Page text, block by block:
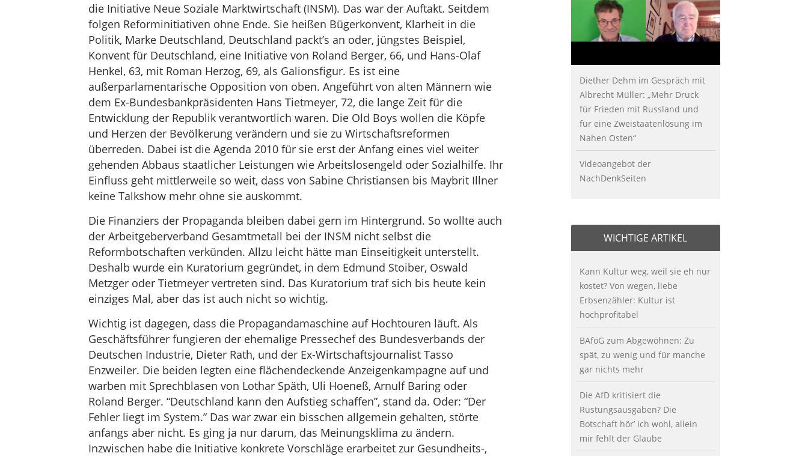
die Initiative Neue Soziale Marktwirtschaft (INSM). Das war der Auftakt. Seitdem
folgen Reforminitiativen ohne Ende. Sie heißen Bügerkonvent, Klarheit in die
Politik, Marke Deutschland, Deutschland packt’s an oder, jüngstes Beispiel,
Konvent für Deutschland, eine Initiative von Roland Berger, 66, und Hans-Olaf
Henkel, 63, mit Roman Herzog, 69, als Galionsfigur. Es ist eine
außerparlamentarische Opposition von oben. Angeführt von alten Männern wie
dem Ex-Bundesbankpräsidenten Hans Tietmeyer, 72, die lange Zeit für die
Entwicklung der Republik verantwortlich waren. Die Old Boys wollen die Köpfe
und Herzen der Bevölkerung verändern und sie zu Wirtschaftsreformen
überreden. Dabei ist die Agenda 2010 für sie erst der Anfang eines viel weiter
gehenden Abbaus staatlicher Leistungen wie Arbeitslosengeld oder Sozialhilfe. Ihr
Einfluss geht mittlerweile so weit, dass von Sabine Christiansen bis Maybrit Illner
keine Talkshow mehr ohne sie auskommt.
Die Finanziers der Propaganda bleiben dabei gern im Hintergrund. So wollte auch
der Arbeitgeberverband Gesamtmetall bei der INSM nicht selbst die
Reformbotschaften verkünden. Allzu leicht hätte man Einseitigkeit unterstellt.
Deshalb wurde ein Kuratorium gegründet, in dem Edmund Stoiber, Oswald
Metzger oder Tietmeyer vertreten sind. Das Kuratorium traf sich bis heute kein
einziges Mal, aber das ist auch nicht so wichtig.
Wichtig ist dagegen, dass die Propagandamaschine auf Hochtouren läuft. Als
Geschäftsführer fungieren der ehemalige Pressechef des Bundesverbands der
Deutschen Industrie, Dieter Rath, und der Ex-Wirtschaftsjournalist Tasso
Enzweiler. Die beiden legten eine flächendeckende Anzeigenkampagne auf und
warben mit Sprechblasen von Lothar Späth, Uli Hoeneß, Arnulf Baring oder
Roland Berger. “Deutschland kann den Aufstieg schaffen”, stand da. Oder: “Der
Fehler liegt im System.” Das war zwar ein bisschen allgemein gehalten, störte
anfangs aber nicht. Es ging ja nur darum, das Meinungsklima zu ändern.
Inzwischen habe die Initiative konkrete Vorschläge erarbeitet zur Gesundheits-,
Diether Dehm im Gespräch mit
Albrecht Müller: „Mehr Druck
für Frieden mit Russland und
für eine Zweistaatenlösung im
Nahen Osten“
Videoangebot der
NachDenkSeiten
WICHTIGE ARTIKEL
Kann Kultur weg, weil sie eh nur
kostet? Von wegen, liebe
Erbsenzähler: Kultur ist
hochprofitabel
BAföG zum Abgewöhnen: Zu
spät, zu wenig und für manche
gar nichts mehr
Die AfD kritisiert die
Rüstungsausgaben? Die
Botschaft hör’ ich wohl, allein
mir fehlt der Glaube